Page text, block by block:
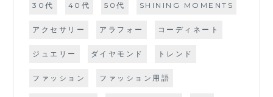
30代 40代 50代 SHINING MOMENTS
アクセサリー アラフォー コーディネート
ジュエリー ダイヤモンド トレンド
ファッション ファッション用語